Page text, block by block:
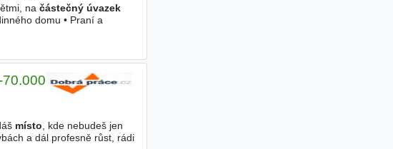
na částečný úvazek
domu • Praní a
Kč - hrubého
místo, kde nebudeš jen
a dál profesně růst, rádi